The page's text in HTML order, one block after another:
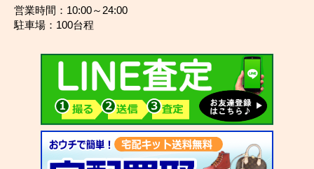
営業時間：10:00～24:00
駐車場：100台程